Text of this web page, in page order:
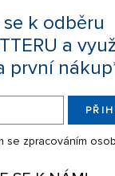
k odběru
a
první
se zpracováním
10.08. může být